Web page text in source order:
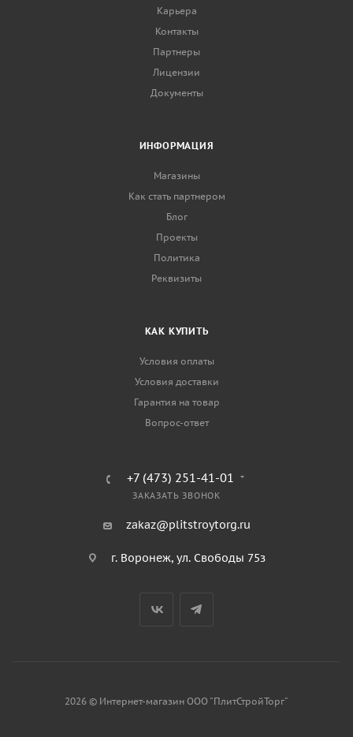
Карьера
Контакты
Партнеры
Лицензии
Документы
ИНФОРМАЦИЯ
Магазины
Как стать партнером
Блог
Проекты
Политика
Реквизиты
КАК КУПИТЬ
Условия оплаты
Условия доставки
Гарантия на товар
Вопрос-ответ
+7 (473) 251-41-01
ЗАКАЗАТЬ ЗВОНОК
zakaz@plitstroytorg.ru
г. Воронеж, ул. Свободы 75з
2026 © Интернет-магазин ООО "ПлитСтройТорг"